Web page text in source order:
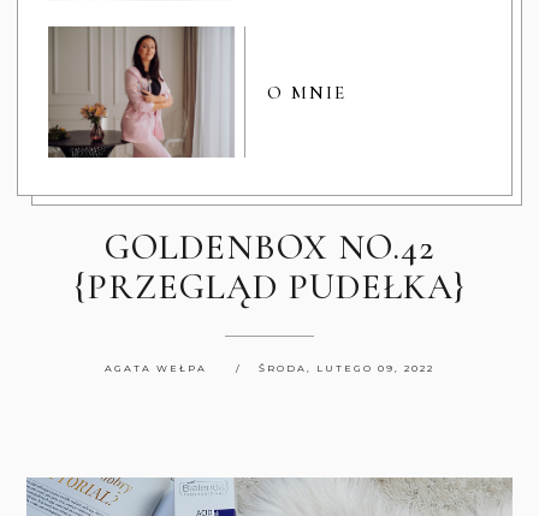
O MNIE
GOLDENBOX NO.42
{PRZEGLĄD PUDEŁKA}
AGATA WEŁPA ŚRODA, LUTEGO 09, 2022